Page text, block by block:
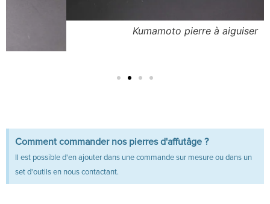
Kumamoto pierre à aiguiser
Comment commander nos pierres d'affutâge ?
Il est possible d'en ajouter dans une commande sur mesure ou dans un
set d'outils en nous contactant.